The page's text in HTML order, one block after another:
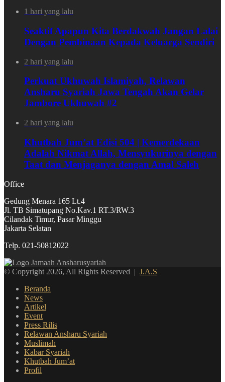
1 hari yang lalu
Seaktif Apapun Kita Berdakwah Jangan Lalai
Dengan Pembinaan Kepada Keluarga Sendiri
2 hari yang lalu
Perkuat Ukhuwah Islamiyah, Relawan
Ansharu Syariah Jawa Tengah Akan Gelar
Jambore Ukhuwah #2
2 hari yang lalu
Khutbah Jum’at Edisi 504 | Kemerdekaan
Adalah Nikmat Allah, Mensyukurinya dengan
Taat dan Menjaganya dengan Amal Saleh
Office
Gedung Menara 165 Lt.4
Jl. TB Simatupang No.Kav.1 RT.3/RW.3
Cilandak Timur, Pasar Minggu
Jakarta Selatan
Telp. 021-50812022
© Copyright 2026, All Rights Reserved | J.A.S
Beranda
News
Artikel
Event
Press Rilis
Relawan Ansharu Syariah
Muslimah
Kabar Syariah
Khutbah Jum’at
Profil